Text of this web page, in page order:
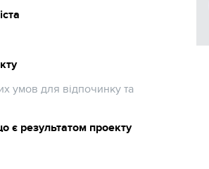
умов для відпочинку та
є результатом проекту